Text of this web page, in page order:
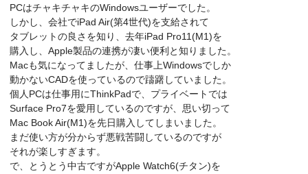
PCはチャキチャキのWindowsユーザーでした。
しかし、会社でiPad Air(第4世代)を支給されて
タブレットの良さを知り、去年iPad Pro11(M1)を
購入し、Apple製品の連携が凄い便利と知りました。
Macも気になってましたが、仕事上Windowsでしか
動かないCADを使っているので躊躇していました。
個人PCは仕事用にThinkPadで、プライベートでは
Surface Pro7を愛用しているのですが、思い切って
Mac Book Air(M1)を先日購入してしまいました。
まだ使い方が分からず悪戦苦闘しているのですが
それが楽しすぎます。
で、とうとう中古ですがApple Watch6(チタン)を